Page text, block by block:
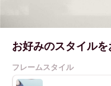
お好みのスタイル
フレームスタイル